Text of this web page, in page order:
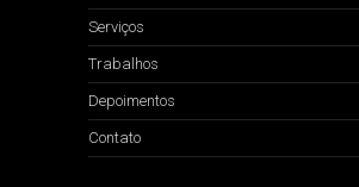
Serviços
Trabalhos
Depoimentos
Contato